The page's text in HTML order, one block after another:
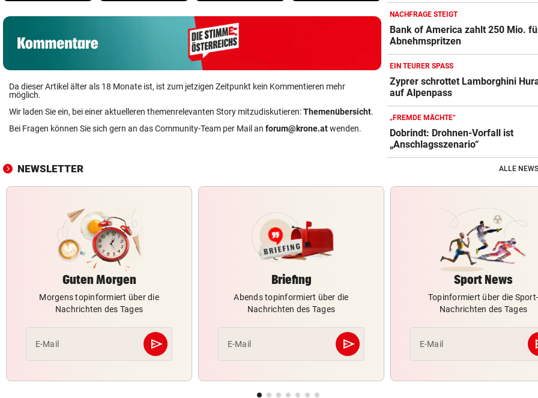
Da dieser Artikel älter als 18 Monate ist, ist zum jetzigen Zeitpunkt kein Kommentieren mehr
möglich.
Wir laden Sie ein, bei einer aktuelleren themenrelevanten Story mitzudiskutieren:Themenübersicht.
Bei Fragen können Sie sich gern an das Community-Team per Mail an forum@krone.atwenden.
NACHFRAGE STEIGT
Bank of America zahlt 250 Mio.
Abnehmspritzen
EIN TEURER SPASS
Zyprer schrottet Lamborghini
auf Alpenpass
„FREMDE MÄCHTE“
Dobrindt: Drohnen-Vorfall ist
„Anschlagsszenario“
NEWSLETTER ALLE
Guten Morgen
Morgens topinformiert über die
Nachrichten des Tages
E-Mail send
Abschicken
Briefing
Abends topinformiert über die
Nachrichten des Tages
E-Mail send
Abschicken
Sport News
Topinformiert über die Sport-
Nachrichten des Tages
E-Mail